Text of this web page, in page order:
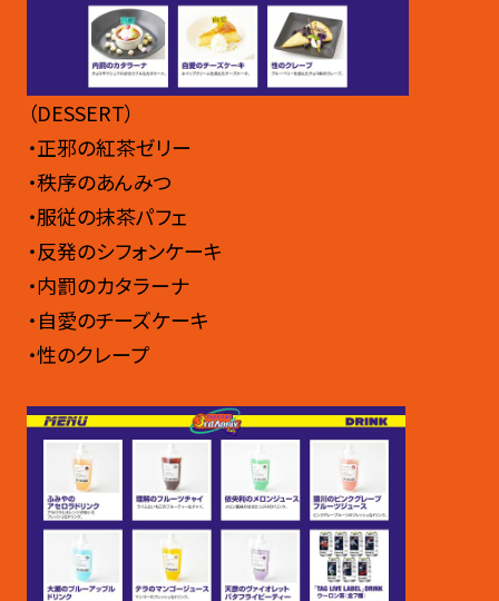
（DESSERT）
・正邪の紅茶ゼリー
・秩序のあんみつ
・服従の抹茶パフェ
・反発のシフォンケーキ
・内罰のカタラーナ
・自愛のチーズケーキ
・性のクレープ